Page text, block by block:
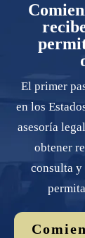
El primer
en los
asesoría
obtener
consulta y